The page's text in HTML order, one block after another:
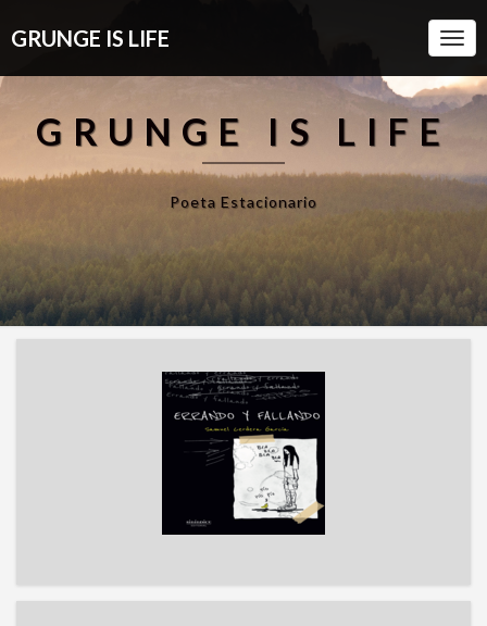
GRUNGE IS LIFE
GRUNGE IS LIFE
Poeta Estacionario